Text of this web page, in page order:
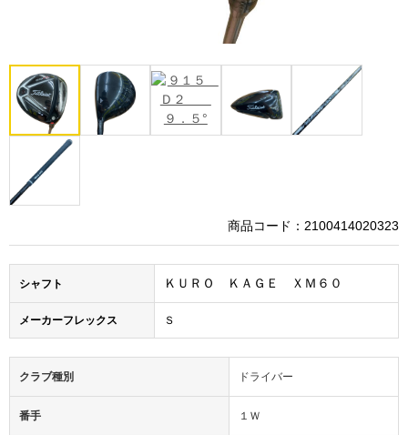
商品コード：2100414020323
シャフト ＫＵＲＯ ＫＡＧＥ ＸＭ６０
メーカーフレックス Ｓ
クラブ種別 ドライバー
番手 １Ｗ